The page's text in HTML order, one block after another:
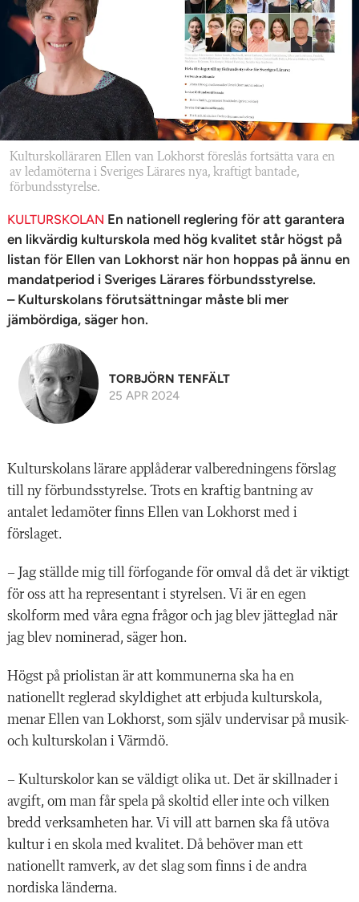
Kulturskolläraren Ellen van Lokhorst föreslås fortsätta vara en
av ledamöterna i Sveriges Lärares nya, kraftigt bantade,
förbundsstyrelse.
KULTURSKOLAN En nationell reglering för att garantera
en likvärdig kulturskola med hög kvalitet står högst på
listan för Ellen van Lokhorst när hon hoppas på ännu en
mandatperiod i Sveriges Lärares förbundsstyrelse.
– Kulturskolans förutsättningar måste bli mer
jämbördiga, säger hon.
TORBJÖRN TENFÄLT
25 APR 2024
Kulturskolans lärare applåderar valberedningens förslag
till ny förbundsstyrelse. Trots en kraftig bantning av
antalet ledamöter finns Ellen van Lokhorst med i
förslaget.
– Jag ställde mig till förfogande för omval då det är viktigt
för oss att ha representant i styrelsen. Vi är en egen
skolform med våra egna frågor och jag blev jätteglad när
jag blev nominerad, säger hon.
Högst på priolistan är att kommunerna ska ha en
nationellt reglerad skyldighet att erbjuda kulturskola,
menar Ellen van Lokhorst, som själv undervisar på musik-
och kulturskolan i Värmdö.
– Kulturskolor kan se väldigt olika ut. Det är skillnader i
avgift, om man får spela på skoltid eller inte och vilken
bredd verksamheten har. Vi vill att barnen ska få utöva
kultur i en skola med kvalitet. Då behöver man ett
nationellt ramverk, av det slag som finns i de andra
nordiska länderna.